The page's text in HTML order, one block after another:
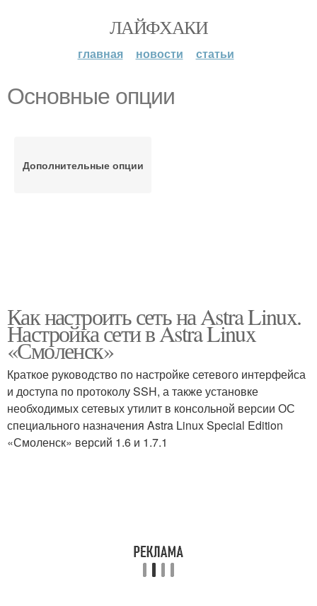
ЛАЙФХАКИ
главная новости статьи
Основные опции
Дополнительные опции
Как настроить сеть на Astra Linux.
Настройка сети в Astra Linux
«Смоленск»
Краткое руководство по настройке сетевого интерфейса
и доступа по протоколу SSH, а также установке
необходимых сетевых утилит в консольной версии ОС
специального назначения Astra Linux Special Edition
«Смоленск» версий 1.6 и 1.7.1